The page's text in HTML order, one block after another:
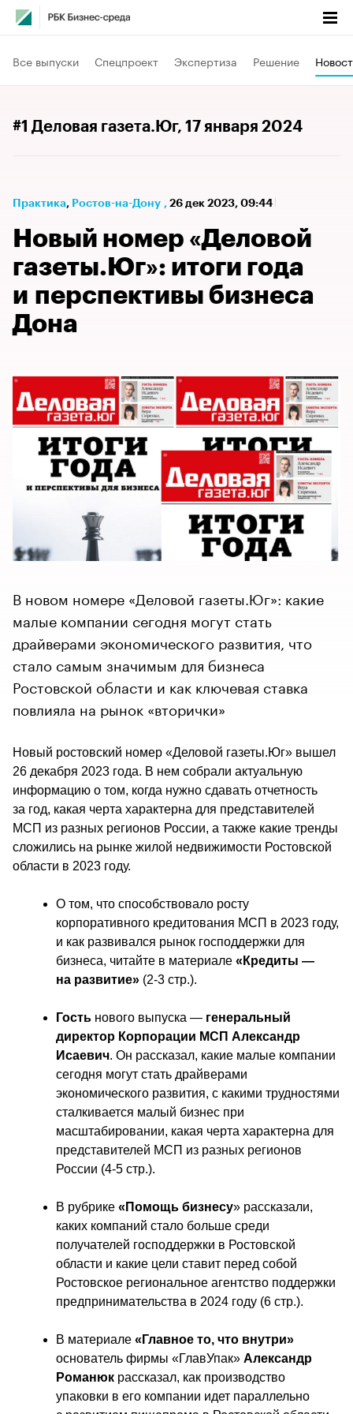
Все выпуски Спецпроект Экспертиза Решение
#1 Деловая газета.Юг, 17 января 2024
Практика⁠, Ростов-на-Дону , 26 дек 2023, 09:44
Новый номер «Деловой
газеты.Юг»: итоги года
и перспективы бизнеса
Дона
В новом номере «Деловой газеты.Юг»: какие
малые компании сегодня могут стать
драйверами экономического развития, что
стало самым значимым для бизнеса
Ростовской области и как ключевая ставка
повлияла на рынок «вторички»
Новый ростовский номер «Деловой газеты.Юг» вышел
26 декабря 2023 года. В нем собрали актуальную
информацию о том, когда нужно сдавать отчетность
за год, какая черта характерна для представителей
МСП из разных регионов России, а также какие тренды
сложились на рынке жилой недвижимости Ростовской
области в 2023 году.
О том, что способствовало росту
корпоративного кредитования МСП в 2023 году,
и как развивался рынок господдержки для
бизнеса, читайте в материале «Кредиты —
на развитие» (2-3 стр.).
Гость нового выпуска — генеральный
директор Корпорации МСП Александр
Исаевич. Он рассказал, какие малые компании
сегодня могут стать драйверами
экономического развития, с какими трудностями
сталкивается малый бизнес при
масштабировании, какая черта характерна для
представителей МСП из разных регионов
России (4-5 стр.).
В рубрике «Помощь бизнесу» рассказали,
каких компаний стало больше среди
получателей господдержки в Ростовской
области и какие цели ставит перед собой
Ростовское региональное агентство поддержки
предпринимательства в 2024 году (6 стр.).
В материале «Главное то, что внутри»
основатель фирмы «ГлавУпак» Александр
Романюк рассказал, как производство
упаковки в его компании идет параллельно